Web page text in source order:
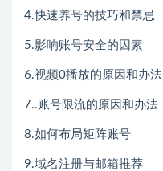
4.快速养号的技巧和禁忌
5.影响账号安全的因素
6.视频0播放的原因和办法
7..账号限流的原因和办法
8.如何布局矩阵账号
9.域名注册与邮箱推荐